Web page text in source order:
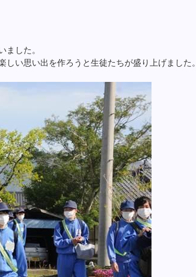
ました。
い思い出を作ろうと生徒たちが盛り上げました。